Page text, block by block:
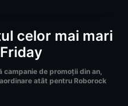
celor mai mari
campanie de promoții din an,
atât pentru Roborock